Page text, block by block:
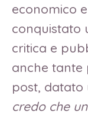
economico
conquistato
critica e
anche tante
post, datato
credo che